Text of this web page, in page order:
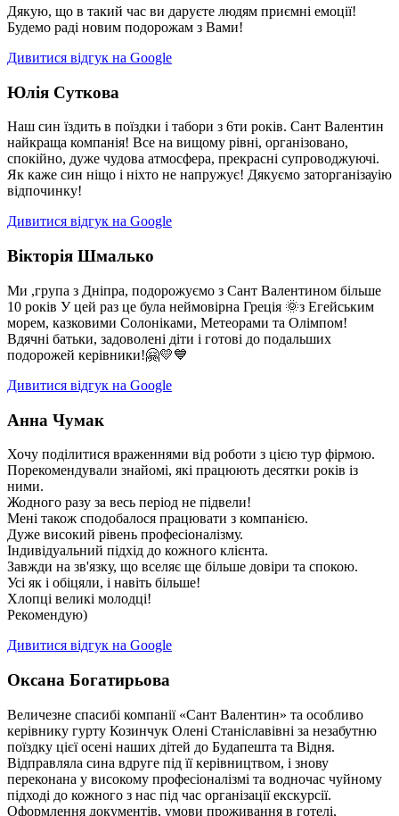
Дякую, що в такий час ви даруєте людям приємні емоції!
Будемо раді новим подорожам з Вами!
Дивитися відгук на Google
Юлія Суткова
Наш син їздить в поїздки і табори з 6ти років. Сант Валентин
найкраща компанія! Все на вищому рівні, організовано,
спокійно, дуже чудова атмосфера, прекрасні супроводжуючі.
Як каже син ніщо і ніхто не напружує! Дякуємо заторганізауію
відпочинку!
Дивитися відгук на Google
Вікторія Шмалько
Ми ,група з Дніпра, подорожуємо з Сант Валентином більше
10 років У цей раз це була неймовірна Греція 🌞з Егейським
морем, казковими Солоніками, Метеорами та Олімпом!
Вдячні батьки, задоволені діти і готові до подальших
подорожей керівники!🤗💛💙
Дивитися відгук на Google
Анна Чумак
Хочу поділитися враженнями від роботи з цією тур фірмою.
Порекомендували знайомі, які працюють десятки років із
ними.
Жодного разу за весь період не підвели!
Мені також сподобалося працювати з компанією.
Дуже високий рівень професіоналізму.
Індивідуальний підхід до кожного клієнта.
Завжди на зв'язку, що вселяє ще більше довіри та спокою.
Усі як і обіцяли, і навіть більше!
Хлопці великі молодці!
Рекомендую)
Дивитися відгук на Google
Оксана Богатирьова
Величезне спасибі компанії «Сант Валентин» та особливо
керівнику гурту Козинчук Олені Станіславівні за незабутню
поїздку цієї осені наших дітей до Будапешта та Відня.
Відправляла сина вдруге під її керівництвом, і знову
переконана у високому професіоналізмі та водночас чуйному
підході до кожного з нас під час організації екскурсії.
Оформлення документів, умови проживання в готелі,